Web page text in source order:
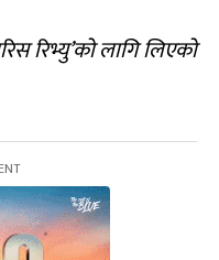
रिभ्यु’को लागि लिएको